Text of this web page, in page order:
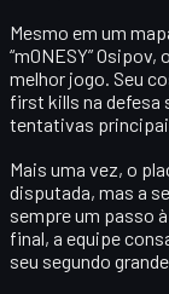
Mesmo em um
“m0NESY” Osipov,
melhor jogo. Seu
first kills na defesa
tentativas
Mais uma vez, o
disputada, mas a
sempre um passo
final, a equipe
seu segundo